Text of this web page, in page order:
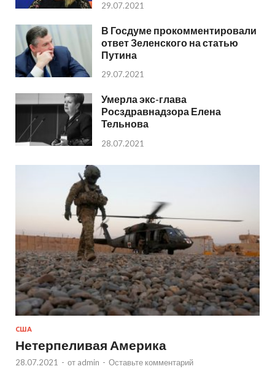
29.07.2021
В Госдуме прокомментировали
ответ Зеленского на статью
Путина
29.07.2021
Умерла экс-глава
Росздравнадзора Елена
Тельнова
28.07.2021
США
Нетерпеливая Америка
28.07.2021 - от admin - Оставьте комментарий